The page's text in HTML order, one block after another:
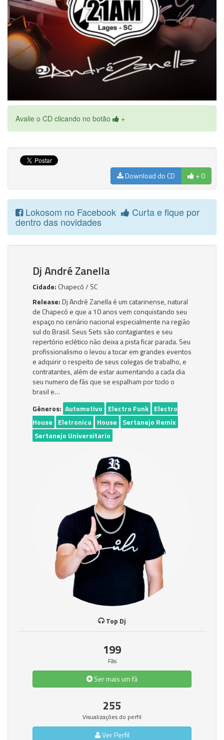
Avalie o CD clicando no botão +
Download do CD + 0
Lokosom no Facebook Curta e fique por
dentro das novidades
Dj André Zanella
Cidade: Chapecó / SC
Release:Dj André Zanella é um catarinense, natural
de Chapecó e que a 10 anos vem conquistando seu
espaço no cenário nacional especialmente na região
sul do Brasil. Seus Sets são contagiantes e seu
repertório eclético não deixa a pista ficar parada. Seu
profissionalismo o levou a tocar em grandes eventos
e adquirir o respeito de seus colegas de trabalho, e
contratantes, além de estar aumentando a cada dia
seu numero de fãs que se espalham por todo o
brasil e…
Gêneros: Automotivo Electro Funk Electro
House
Eletronica House
Sertanejo Remix
Sertanejo Universitario
Top Dj
199
Fãs
Ser mais um fã
255
Visualizações do perfil
Ver Perfil